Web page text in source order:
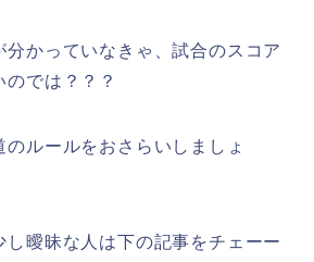
分かっていなきゃ、試合のスコア
のでは？？？
のルールをおさらいしましょ
し曖昧な人は下の記事をチェーー